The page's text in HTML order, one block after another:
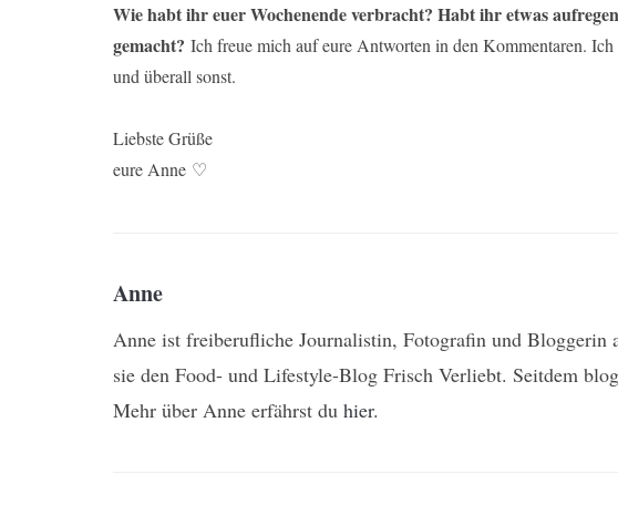
Wie habt ihr euer Wochenende verbracht? Habt ihr etwas
gemacht? Ich freue mich auf eure Antworten in den Kommentaren.
und überall sonst.
Liebste Grüße
eure Anne ♡
Anne
Anne ist freiberufliche Journalistin, Fotografin und Bloggerin
sie den Food- und Lifestyle-Blog Frisch Verliebt. Seitdem
Mehr über Anne erfährst du hier.